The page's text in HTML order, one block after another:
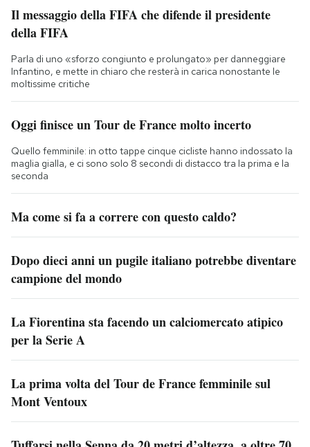
Il messaggio della FIFA che difende il presidente
della FIFA
Parla di uno «sforzo congiunto e prolungato» per danneggiare
Infantino, e mette in chiaro che resterà in carica nonostante le
moltissime critiche
Oggi finisce un Tour de France molto incerto
Quello femminile: in otto tappe cinque cicliste hanno indossato la
maglia gialla, e ci sono solo 8 secondi di distacco tra la prima e la
seconda
Ma come si fa a correre con questo caldo?
Dopo dieci anni un pugile italiano potrebbe diventare
campione del mondo
La Fiorentina sta facendo un calciomercato atipico
per la Serie A
La prima volta del Tour de France femminile sul
Mont Ventoux